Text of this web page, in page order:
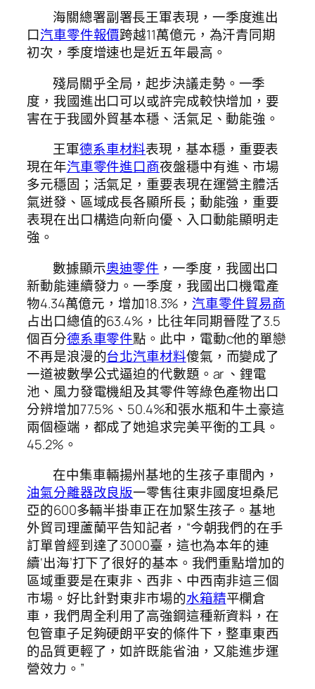
海關總署副署長王軍表現，一季度進出
口汽車零件報價跨越11萬億元，為汗青同期
初次，季度增速也是近五年最高。
殘局關乎全局，起步決議走勢。一季
度，我國進出口可以或許完成較快增加，要
害在于我國外貿基本穩、活氣足、動能強。
王軍德系車材料表現，基本穩，重要表
現在年汽車零件進口商夜盤穩中有進、市場
多元穩固；活氣足，重要表現在運營主體活
氣迸發、區域成長各顯所長；動能強，重要
表現在出口構造向新向優、入口動能顯明走
強。
數據顯示奧迪零件 ，一季度，我國出口
新動能連續發力。一季度，我國出口機電產
物4.34萬億元，增加18.3%，汽車零件貿易商
占出口總值的63.4%，比往年同期晉陞了3.5
個百分德系車零件點。此中，電動c他的單戀
不再是浪漫的台北汽車材料傻氣，而變成了
一道被數學公式逼迫的代數題。ar 、鋰電
池、風力發電機組及其零件等綠色產物出口
分辨增加77.5%、50.4%和張水瓶和牛土豪這
兩個極端，都成了她追求完美平衡的工具。
45.2%。
在中集車輛揚州基地的生孩子車間內，
油氣分離器改良版一零售往東非國度坦桑尼
亞的600多輛半掛車正在加緊生孩子。基地
外貿司理蘆蘭平告知記者，“今朝我們的在手
訂單曾經到達了3000臺，這也為本年的連
續‘出海’打下了很好的基本。我們重點增加的
區域重要是在東非、西非、中西南非這三個
市場。好比針對東非市場的水箱精平欄倉
車，我們周全利用了高強鋼這種新資料，在
包管車子足夠硬朗平安的條件下，整車東西
的品質更輕了，如許既能省油，又能進步運
營效力。”